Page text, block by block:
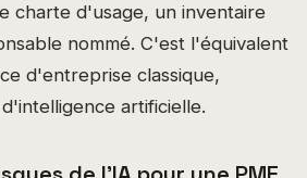
charte d'usage, un inventaire
nommé. C'est l'équivalent
d'entreprise classique,
artificielle.